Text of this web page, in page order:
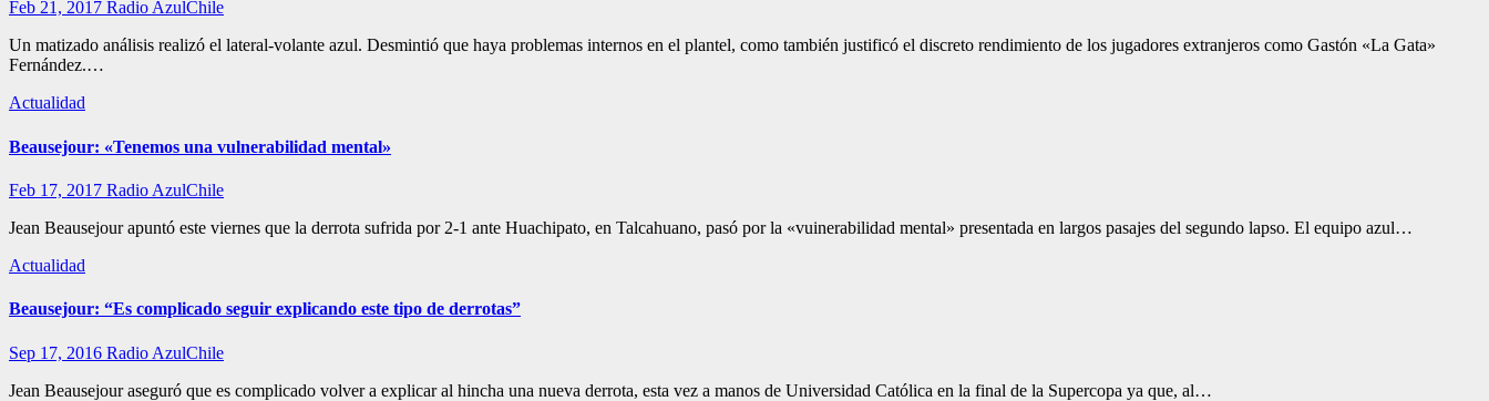
Feb 21, 2017 Radio AzulChile
Un matizado análisis realizó el lateral-volante azul. Desmintió que haya problemas internos en el plantel, como también justificó el discreto rendimiento de los jugadores extranjeros como Gastón «La Gata»
Fernández.…
Actualidad
Beausejour: «Tenemos una vulnerabilidad mental»
Feb 17, 2017 Radio AzulChile
Jean Beausejour apuntó este viernes que la derrota sufrida por 2-1 ante Huachipato, en Talcahuano, pasó por la «vuinerabilidad mental» presentada en largos pasajes del segundo lapso. El equipo azul…
Actualidad
Beausejour: “Es complicado seguir explicando este tipo de derrotas”
Sep 17, 2016 Radio AzulChile
Jean Beausejour aseguró que es complicado volver a explicar al hincha una nueva derrota, esta vez a manos de Universidad Católica en la final de la Supercopa ya que, al…